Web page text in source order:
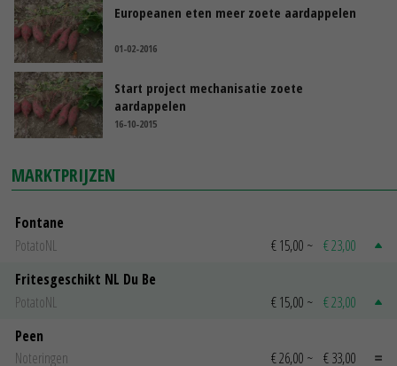
Europeanen eten meer zoete aardappelen
01-02-2016
Start project mechanisatie zoete
aardappelen
16-10-2015
MARKTPRIJZEN
Fontane
PotatoNL
€ 15,00 ~ € 23,00
Fritesgeschikt NL Du Be
PotatoNL
€ 15,00 ~ € 23,00
Peen
Noteringen
€ 26,00 ~ € 33,00